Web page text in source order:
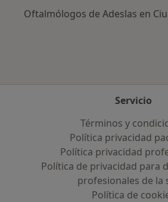
Oftalmólogos de Adeslas en
Servicio
Términos y
Política privacidad
Política privacidad
Política de privacidad para
profesionales de la
Política de